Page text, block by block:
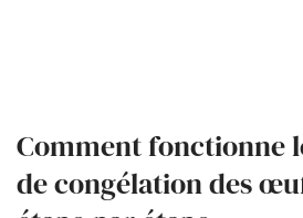
Comment fonctionne
de congélation des